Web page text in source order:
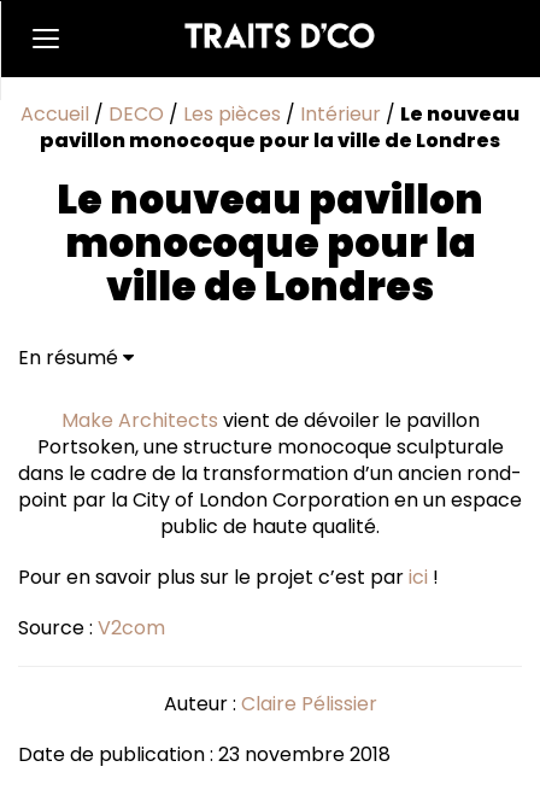
Accueil / DECO / Les pièces / Intérieur / Le nouveau
pavillon monocoque pour la ville de Londres
Le nouveau pavillon
monocoque pour la
ville de Londres
En résumé
Make Architects vient de dévoiler le pavillon
Portsoken, une structure monocoque sculpturale
dans le cadre de la transformation d’un ancien rond-
point par la City of London Corporation en un espace
public de haute qualité.
Pour en savoir plus sur le projet c’est parici !
Source : V2com
Auteur : Claire Pélissier
Date de publication : 23 novembre 2018